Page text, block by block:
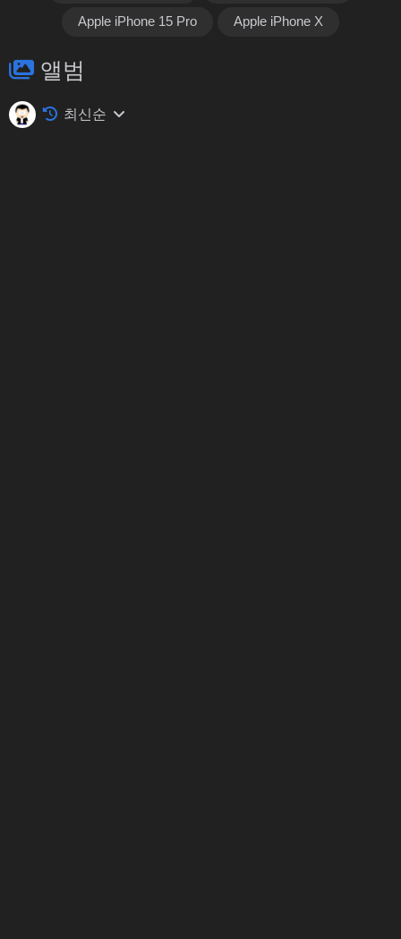
Apple iPhone 15 Pro Apple iPhone X
앨범
최신순